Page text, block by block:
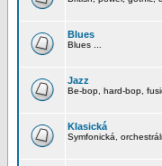
Blues
Blues ...
Jazz
Be-bop, hard-bop,
Klasická
Symfonická,